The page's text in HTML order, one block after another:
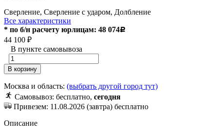
Сверление, Сверление с ударом, Долбление
Все характеристики
* по б/н расчету юрлицам: 48 074Р
44 100 ₽
В пункте самовывоза
В корзину
Москва и область: (выбрать другой город тут)
Самовывоз: бесплатно, сегодня
Привезем: 11.08.2026 (завтра) бесплатно
Описание